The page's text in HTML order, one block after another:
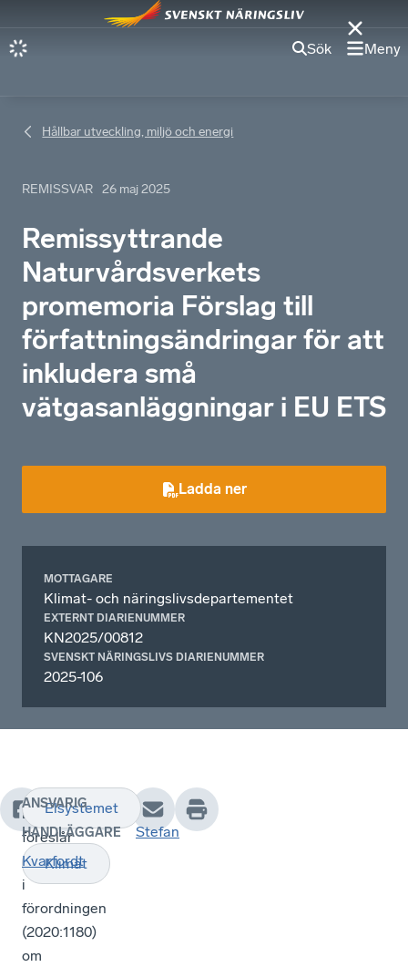
Sök Meny
Hållbar utveckling, miljö och energi
REMISSVAR 26 maj 2025
Remissyttrande
Naturvårdsverkets
promemoria Förslag till
författningsändringar för att
inkludera små
vätgasanläggningar i EU ETS
Ladda ner
MOTTAGARE
Klimat- och näringslivsdepartementet
EXTERNT DIARIENUMMER
KN2025/00812
SVENSKT NÄRINGSLIVS DIARIENUMMER
2025-106
Naturvårdsverket
föreslår
ändring
i
förordningen
(2020:1180)
om
Elsystemet
Klimat
ANSVARIG
HANDLÄGGARE
Stefan
Kvarfordt